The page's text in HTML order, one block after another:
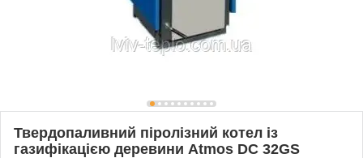
Твердопаливний піролізний котел із
газифікацією деревини Atmos DC 32GS